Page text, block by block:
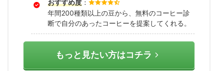
おすすめ度 ：
年間200種類以上の豆から、無料のコーヒー診
断で自分のあったコーヒーを提案してくれる。
もっと見たい方はコチラ